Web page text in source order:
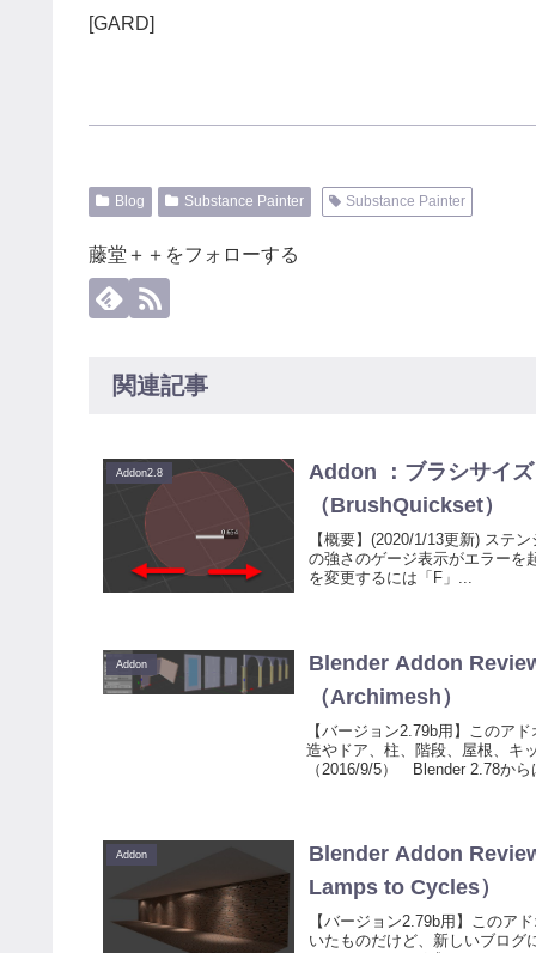
[GARD]
Blog Substance Painter Substance Painter
藤堂＋＋をフォローする
関連記事
Addon2.8
Addon ：ブラシサイ
（BrushQuickset）
【概要】(2020/1/13更新) ステ
の強さのゲージ表示がエラーを
を変更するには「F」...
Addon
Blender Addon
（Archimesh）
【バージョン2.79b用】このア
造やドア、柱、階段、屋根、キ
（2016/9/5） Blender 2.78か
Addon
Blender Addon
Lamps to Cycles）
【バージョン2.79b用】このア
いたものだけど、新しいブログ